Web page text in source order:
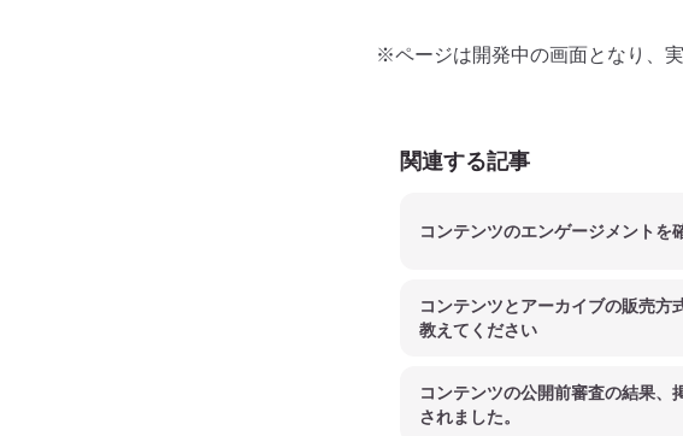
※ページは開発中の画面となり、
関連する記事
コンテンツのエンゲージメントを
コンテンツとアーカイブの販売方
教えてください
コンテンツの公開前審査の結果、
されました。